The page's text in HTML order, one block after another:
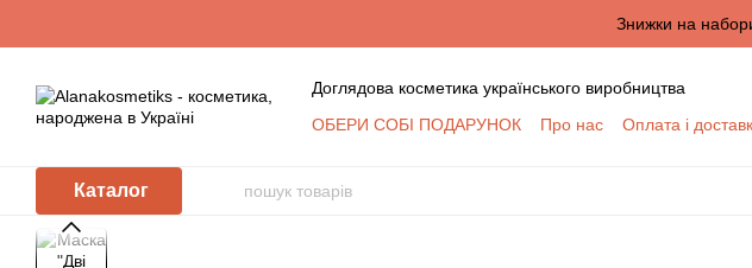
Знижки на
Доглядова косметика українського виробництва
ОБЕРИ СОБІ ПОДАРУНОК
Про нас
Оплата і
Відгуки про магазин
Каталог